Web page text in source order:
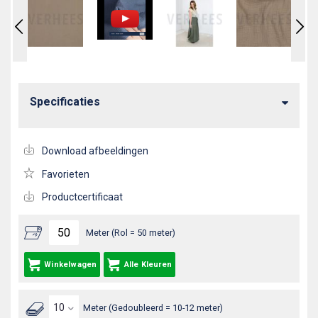
Meter (Rol = 50 meter)
Winkelwagen Alle Kleuren
Meter (Gedoubleerd = 10-12 meter)
Specificaties
Download afbeeldingen
Favorieten
Productcertificaat